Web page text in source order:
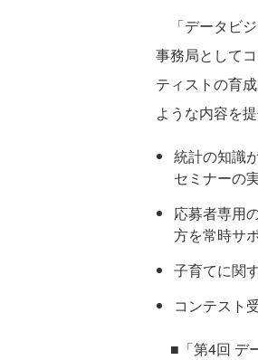
「データビ
事務局として
ティストの育
ような内容を提
統計の知識
セミナーの
応募者専用
方を常時サ
子育てに関
コンテスト
■「第4回 デ